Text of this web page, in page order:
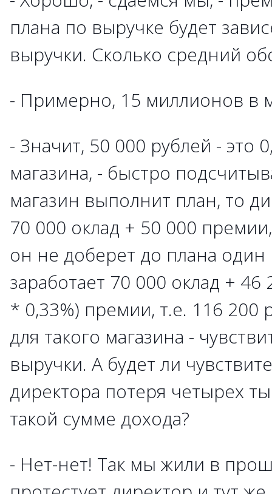
плана по выручке будет
выручки. Сколько средний
- Примерно, 15 миллионов в
- Значит, 50 000 рублей - это
магазина, - быстро
магазин выполнит план, то
70 000 оклад + 50 000
он не доберет до плана
заработает 70 000 оклад +
* 0,33%) премии, т.е. 116 200
для такого магазина -
выручки. А будет ли
директора потеря четырех
такой сумме дохода?
- Нет-нет! Так мы жили в